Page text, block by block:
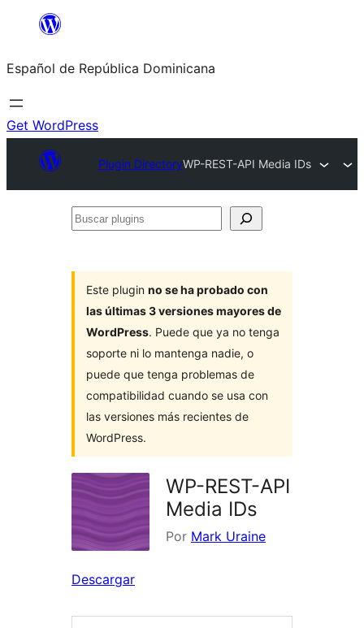
Saltar
contenido
Español de República Dominicana
Get WordPress
Plugin DirectoryWP-REST-API Media IDs
Buscar
Este plugin no se ha probado con
las últimas 3 versiones mayores de
WordPress. Puede que ya no tenga
soporte ni lo mantenga nadie, o
puede que tenga problemas de
compatibilidad cuando se usa con
las versiones más recientes de
WordPress.
WP-REST-API
Media IDs
Por Mark Uraine
Descargar